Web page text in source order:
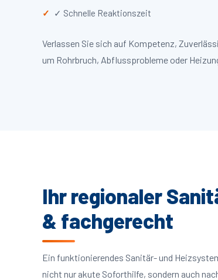
✓ Schnelle Reaktionszeit
Verlassen Sie sich auf Kompetenz,
um Rohrbruch, Abflussprobleme oder
Ihr regionaler
& fachgerecht
Ein funktionierendes Sanitär- und
nicht nur akute Soforthilfe, sondern auch